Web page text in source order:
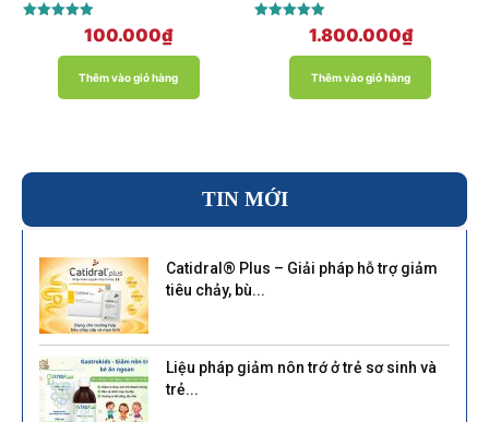
Được xếp
5.00
100.000₫
Thêm vào giỏ hàng
Được xếp
5.00
1.800.000₫
Thêm vào giỏ hàng
TIN MỚI
Catidral® Plus – Giải pháp hỗ trợ giảm
tiêu chảy, bù...
Liệu pháp giảm nôn trớ ở trẻ sơ sinh và
trẻ...